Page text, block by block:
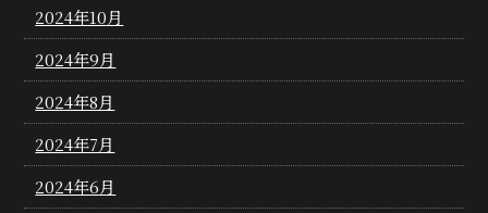
2024年10月
2024年9月
2024年8月
2024年7月
2024年6月